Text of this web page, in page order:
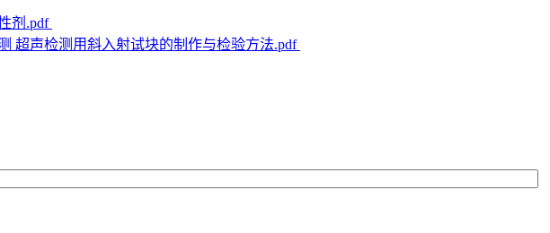
剂.pdf
超声检测用斜入射试块的制作与检验方法.pdf